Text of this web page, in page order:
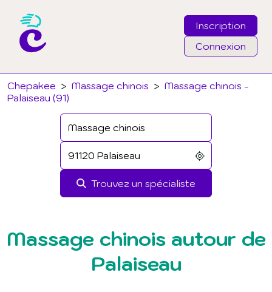
Inscription
Connexion
Chepakee > Massage chinois > Massage chinois -
Palaiseau (91)
Trouvez un spécialiste
Email
Mot de passe
J'ai oublié mon mot de passe
Connexion
Massage chinois autour de
Palaiseau